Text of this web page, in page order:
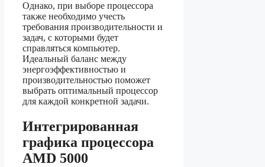
Однако, при выборе процессора
также необходимо учесть
требования производительности и
задач, с которыми будет
справляться компьютер.
Идеальный баланс между
энергоэффективностью и
производительностью поможет
выбрать оптимальный процессор
для каждой конкретной задачи.
Интегрированная
графика процессора
AMD 5000